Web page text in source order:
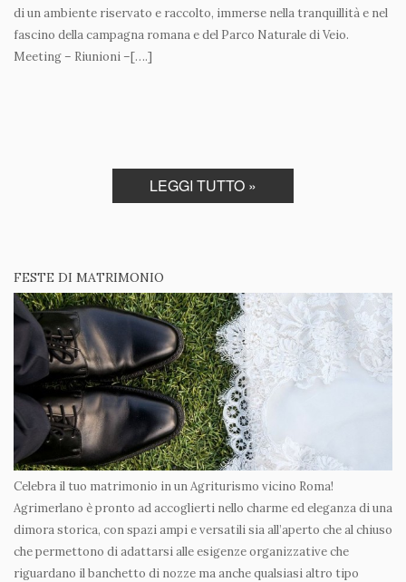
di un ambiente riservato e raccolto, immerse nella tranquillità e nel
fascino della campagna romana e del Parco Naturale di Veio.
Meeting – Riunioni –[….]
LEGGI TUTTO »
FESTE DI MATRIMONIO
Celebra il tuo matrimonio in un Agriturismo vicino Roma!
Agrimerlano è pronto ad accoglierti nello charme ed eleganza di una
dimora storica, con spazi ampi e versatili sia all’aperto che al chiuso
che permettono di adattarsi alle esigenze organizzative che
riguardano il banchetto di nozze ma anche qualsiasi altro tipo